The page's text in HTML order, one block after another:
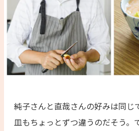
純子さんと直哉さんの好みは同じ
皿もちょっとずつ違うのだそう。